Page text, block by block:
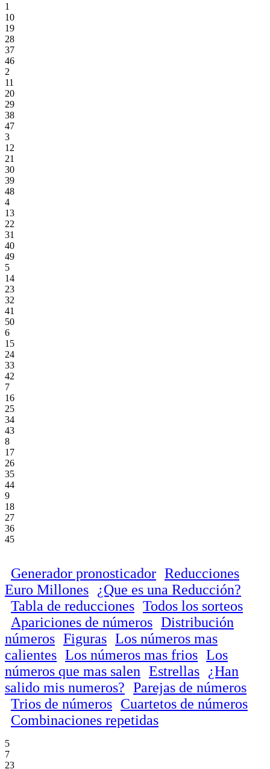
1
10
19
28
37
46
2
11
20
29
38
47
3
12
21
30
39
48
4
13
22
31
40
49
5
14
23
32
41
50
6
15
24
33
42
7
16
25
34
43
8
17
26
35
44
9
18
27
36
45
Generador pronosticador Reducciones
Euro Millones
¿Que es una Reducción?
Tabla de reducciones Todos los sorteos
Apariciones de números Distribución
números Figuras Los números mas
calientes Los números mas frios Los
números que mas salen Estrellas
¿Han
salido mis numeros? Parejas de números
Trios de números Cuartetos de números
Combinaciones repetidas
5
7
23